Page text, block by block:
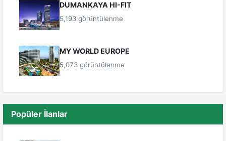
DUMANKAYA HI-FIT
5,193 görüntülenme
MY WORLD EUROPE
5,073 görüntülenme
Popüler İlanlar